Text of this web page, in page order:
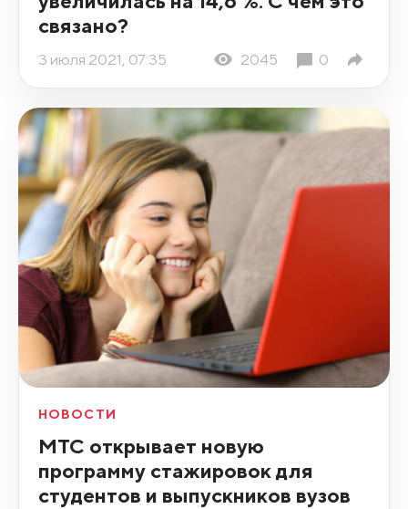
связано?
3 июля 2021, 07:35 2045 0
НОВОСТИ
МТС открывает новую
программу стажировок для
студентов и выпускников вузов